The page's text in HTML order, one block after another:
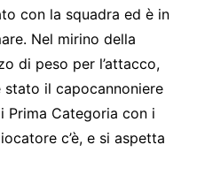
con la squadra ed è in
Nel mirino della
di peso per l’attacco,
stato il capocannoniere
Prima Categoria con i
c’è, e si aspetta